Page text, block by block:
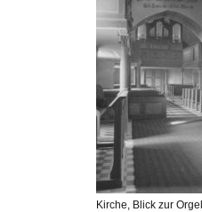
Kirche, Blick zur